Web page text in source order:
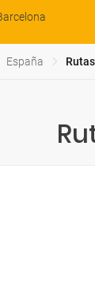
España